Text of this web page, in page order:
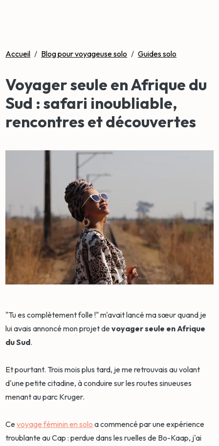
Accueil / Blog pour voyageuse solo / Guides solo
Voyager seule en Afrique du
Sud : safari inoubliable,
rencontres et découvertes
"Tu es complètement folle !" m'avait lancé ma sœur quand je
lui avais annoncé mon projet devoyager seule en Afrique
du Sud.
Et pourtant. Trois mois plus tard, je me retrouvais au volant
d'une petite citadine, à conduire sur les routes sinueuses
menant au parc Kruger.
Cevoyage féminin en solo a commencé par une expérience
troublante au Cap : perdue dans les ruelles de Bo-Kaap, j'ai